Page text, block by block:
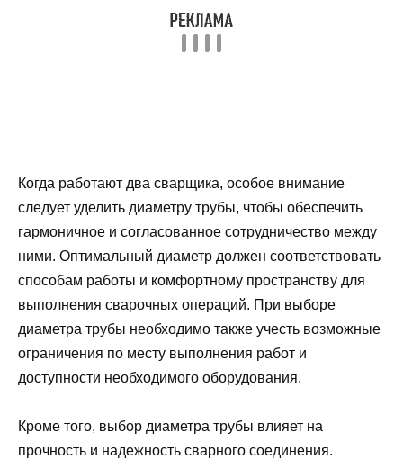
Когда работают два сварщика, особое внимание
следует уделить диаметру трубы, чтобы обеспечить
гармоничное и согласованное сотрудничество между
ними. Оптимальный диаметр должен соответствовать
способам работы и комфортному пространству для
выполнения сварочных операций. При выборе
диаметра трубы необходимо также учесть возможные
ограничения по месту выполнения работ и
доступности необходимого оборудования.
Кроме того, выбор диаметра трубы влияет на
прочность и надежность сварного соединения.